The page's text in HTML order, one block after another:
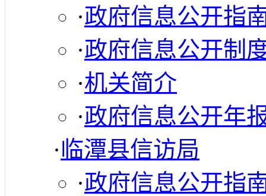
·政府信息公开指
·政府信息公开制
·机关简介
·政府信息公开年
·临潭县信访局
·政府信息公开指